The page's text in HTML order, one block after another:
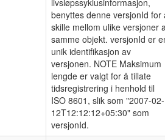
benyttes denne versjonId for
skille mellom ulike versjoner
samme objekt. versjonId er
unik identifikasjon av
versjonen. NOTE Maksimum
lengde er valgt for å tillate
tidsregistrering i henhold til
ISO 8601, slik som "2007-02-
12T12:12:12+05:30" som
versjonId.